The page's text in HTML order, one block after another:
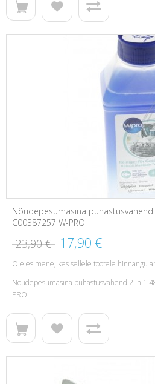
Nõudepesumasina
C00387257 W-PRO
23,90 € 17,90 €
Ole esimene, kes sellele tootele hinnangu
Nõudepesumasina puhastusvahend 2 in 1
PRO